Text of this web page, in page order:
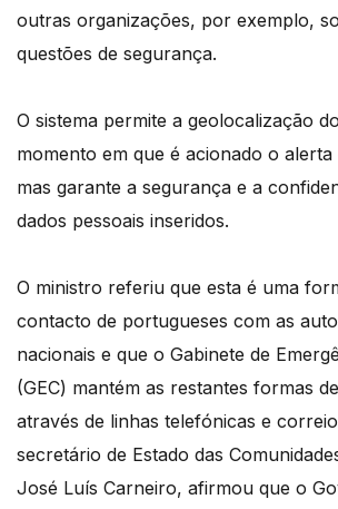
outras organizações, por exemplo,
questões de segurança.
O sistema permite a geolocalização
momento em que é acionado o alerta
mas garante a segurança e a
dados pessoais inseridos.
O ministro referiu que esta é uma
contacto de portugueses com as
nacionais e que o Gabinete de
(GEC) mantém as restantes formas
através de linhas telefónicas e
secretário de Estado das
José Luís Carneiro, afirmou que o